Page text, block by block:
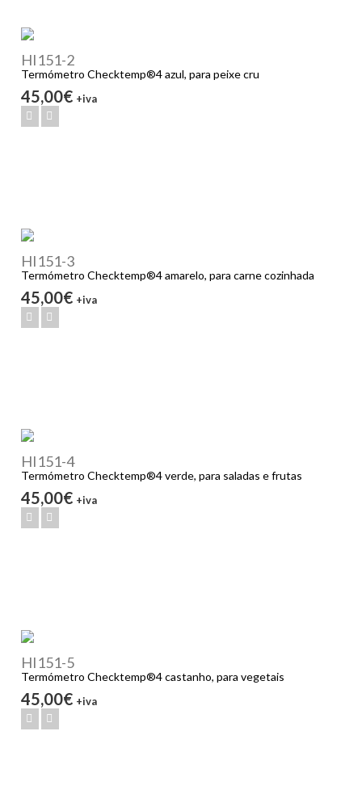
HI151-2
Termómetro Checktemp®4 azul, para peixe cru
45,00€ +iva
HI151-3
Termómetro Checktemp®4 amarelo, para carne cozinhada
45,00€ +iva
HI151-4
Termómetro Checktemp®4 verde, para saladas e frutas
45,00€ +iva
HI151-5
Termómetro Checktemp®4 castanho, para vegetais
45,00€ +iva